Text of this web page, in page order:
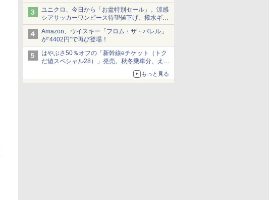
で順次無料配信開始
ユニクロ、今日から「お盆特別セール」。涼感
シアサッカーワンピース待望値下げ、撥水ギア
ショーツは1990円に
Amazon、ウイスキー「フロム・ザ・バレル」
が“4402円”で再び登場！
はやぶさ50％オフの「新幹線eチケット（トク
だ値スペシャル28）」発売。秋冬乗車分、えき
もっと見る